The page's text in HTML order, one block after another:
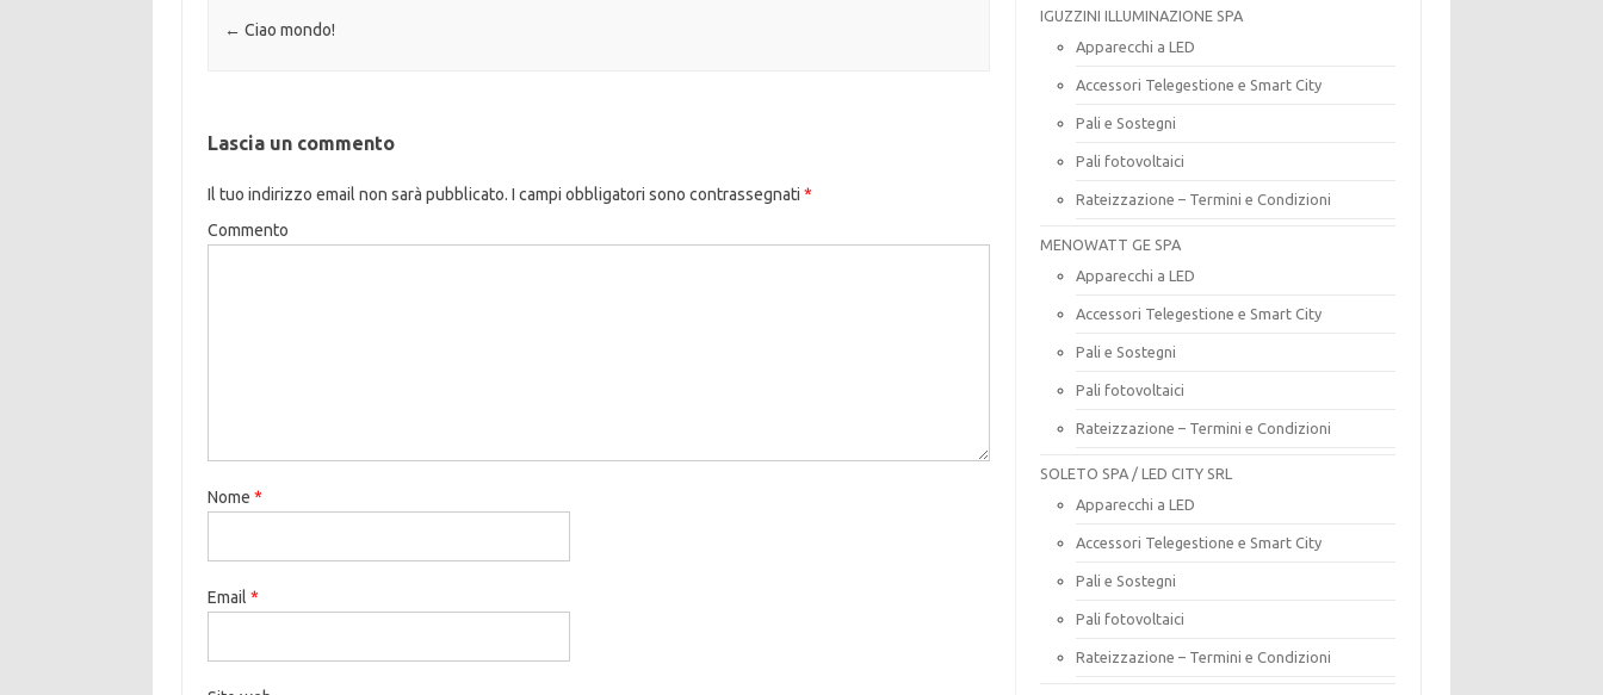
Navigazione articolo
← Ciao mondo!
Lascia un commento
Il tuo indirizzo email non sarà pubblicato. I campi obbligatori sono contrassegnati *
Commento
Nome *
Email *
IGUZZINI ILLUMINAZIONE SPA
Apparecchi a LED
Accessori Telegestione e Smart City
Pali e Sostegni
Pali fotovoltaici
Rateizzazione – Termini e Condizioni
MENOWATT GE SPA
Apparecchi a LED
Accessori Telegestione e Smart City
Pali e Sostegni
Pali fotovoltaici
Rateizzazione – Termini e Condizioni
SOLETO SPA / LED CITY SRL
Apparecchi a LED
Accessori Telegestione e Smart City
Pali e Sostegni
Pali fotovoltaici
Rateizzazione – Termini e Condizioni